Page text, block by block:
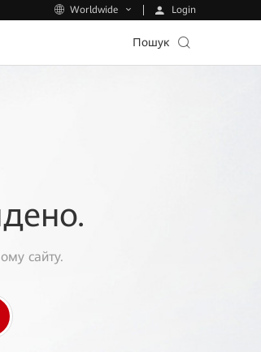
Worldwide Login
Пошук
сайту.